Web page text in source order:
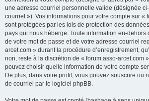
une adresse courriel personnelle valide (désignée
courriel »). Vos informations pour votre compte sur «
sont protégées par les lois de protection des
pays qui nous héberge. Toute information en-dehors
de votre mot de passe et de votre adresse courriel
arcet.com » durant la procédure d’enregistrement,
non, reste à la discrétion de « forum.asso-arcet.com
pouvez choisir quelle information de votre compte
De plus, dans votre profil, vous pouvez souscrire ou
de courriel par le logiciel phpBB.